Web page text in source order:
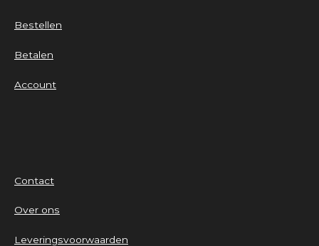
Bestellen
Betalen
Account
Contact
Over ons
Leveringsvoorwaarden